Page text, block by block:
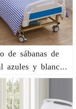
de sábanas de
azules y blancas
por mayor